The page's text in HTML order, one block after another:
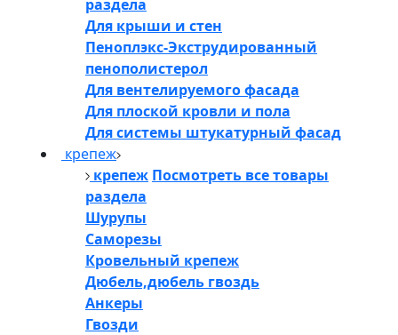
раздела
Для крыши и стен
Пеноплэкс-Экструдированный
пенополистерол
Для вентелируемого фасада
Для плоской кровли и пола
Для системы штукатурный фасад
крепеж
крепеж Посмотреть все товары
раздела
Шурупы
Саморезы
Кровельный крепеж
Дюбель,дюбель гвоздь
Анкеры
Гвозди